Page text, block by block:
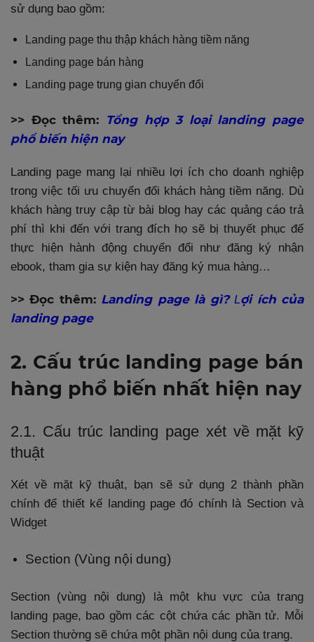
sử dụng bao gồm:
Landing page thu thập khách hàng tiềm năng
Landing page bán hàng
Landing page trung gian chuyển đổi
>> Đọc thêm: Tổng hợp 3 loại landing page
phổ biến hiện nay
Landing page mang lại nhiều lợi ích cho doanh nghiệp
trong việc tối ưu chuyển đổi khách hàng tiềm năng. Dù
khách hàng truy cập từ bài blog hay các quảng cáo trả
phí thì khi đến với trang đích họ sẽ bị thuyết phục để
thực hiện hành động chuyển đổi như đăng ký nhận
ebook, tham gia sự kiện hay đăng ký mua hàng…
>> Đọc thêm: Landing page là gì?Lợi ích của
landing page
2. Cấu trúc landing page bán
hàng phổ biến nhất hiện nay
2.1. Cấu trúc landing page xét về mặt kỹ
thuật
Xét về mặt kỹ thuật, bạn sẽ sử dụng 2 thành phần
chính để thiết kế landing page đó chính là Section và
Widget
Section (Vùng nội dung)
Section (vùng nội dung) là một khu vực của trang
landing page, bao gồm các cột chứa các phần tử. Mỗi
Section thường sẽ chứa một phần nội dung của trang.